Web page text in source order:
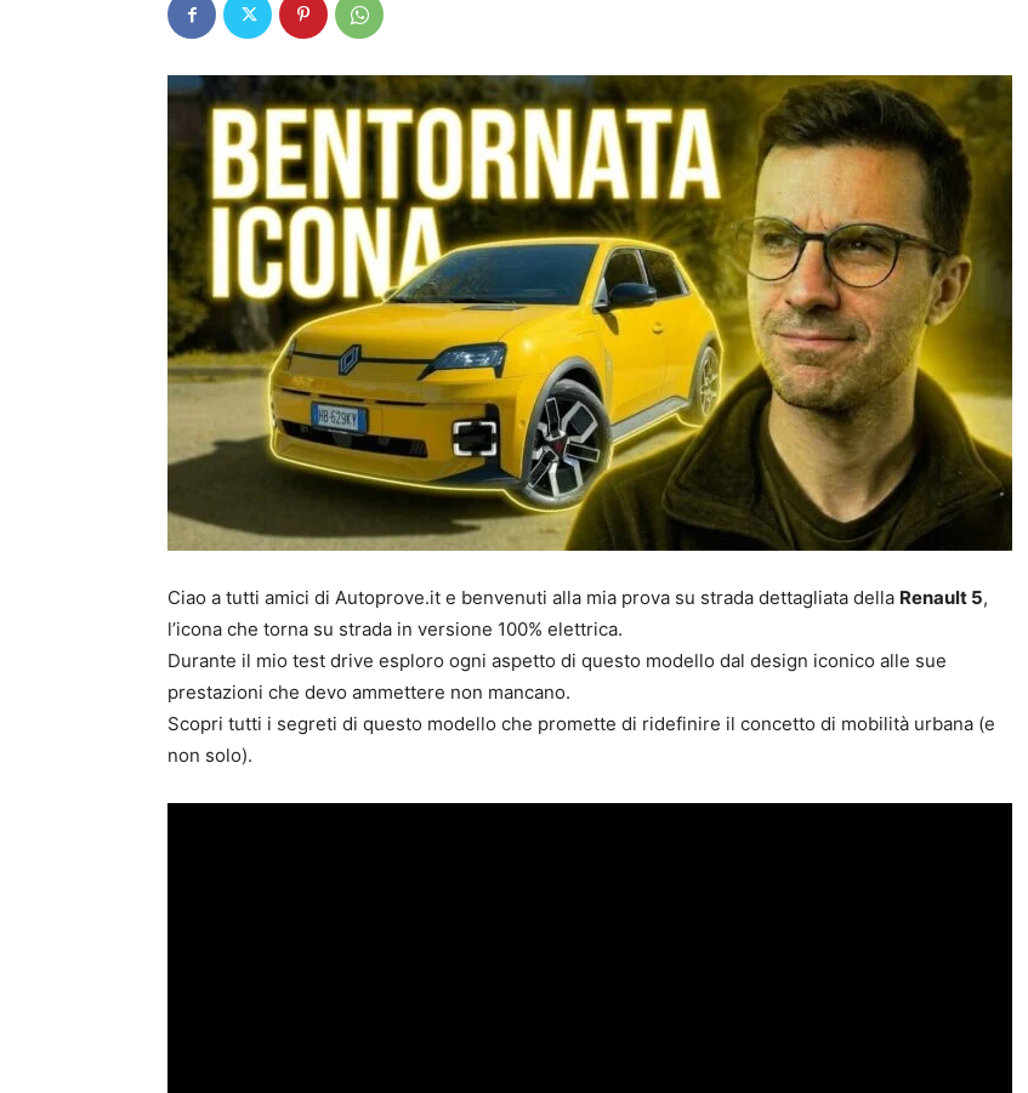
Ciao a tutti amici di Autoprove.it e benvenuti alla mia prova su strada dettagliata della Renault 5,
l’icona che torna su strada in versione 100% elettrica.
Durante il mio test drive esploro ogni aspetto di questo modello dal design iconico alle sue
prestazioni che devo ammettere non mancano.
Scopri tutti i segreti di questo modello che promette di ridefinire il concetto di mobilità urbana (e
non solo).